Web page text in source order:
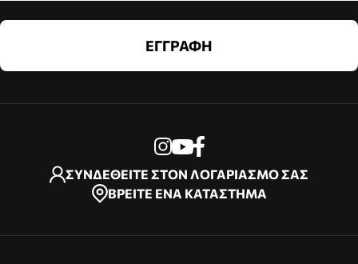
ΕΓΓΡΑΦΗ
ΣΥΝΔΕΘΕΙΤΕ ΣΤΟΝ ΛΟΓΑΡΙΑΣΜΟ ΣΑΣ
ΒΡΕΙΤΕ ΕΝΑ ΚΑΤΑΣΤΗΜΑ